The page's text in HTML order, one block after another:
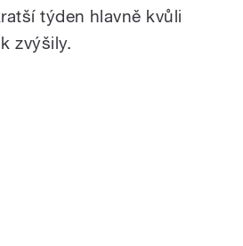
týden hlavně kvůli
zvýšily.